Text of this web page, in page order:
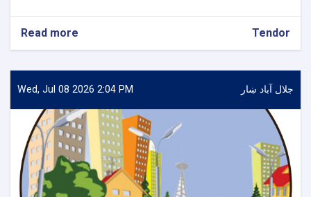
Read more
د
آباد
ښار
اووه
ناحیو
په
مختلفو
ساحو
کی
Tendor
Wed, Jul 08 2026 2:04 PM جلال آباد ښار